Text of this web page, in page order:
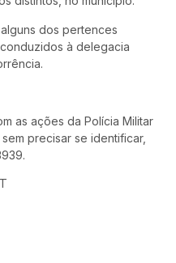
dos pertences
à delegacia
as ações da Polícia Militar
precisar se identificar,